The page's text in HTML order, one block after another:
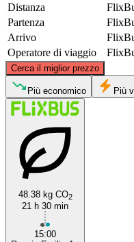
Distanza
Partenza
Arrivo
Operatore di viaggio
Cerca il miglior prezzo
Più economico Più
48.38 kg CO2
21 h 30 min
15:00